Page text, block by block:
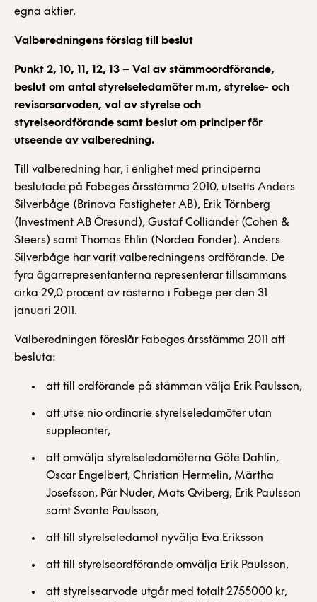
egna aktier.
Valberedningens förslag till beslut
Punkt 2, 10, 11, 12, 13 – Val av stämmoordförande,
beslut om antal styrelseledamöter m.m, styrelse- och
revisorsarvoden, val av styrelse och
styrelseordförande samt beslut om principer för
utseende av valberedning.
Till valberedning har, i enlighet med principerna
beslutade på Fabeges årsstämma 2010, utsetts Anders
Silverbåge (Brinova Fastigheter AB), Erik Törnberg
(Investment AB Öresund), Gustaf Colliander (Cohen &
Steers) samt Thomas Ehlin (Nordea Fonder). Anders
Silverbåge har varit valberedningens ordförande. De
fyra ägarrepresentanterna representerar tillsammans
cirka 29,0 procent av rösterna i Fabege per den 31
januari 2011.
Valberedningen föreslår Fabeges årsstämma 2011 att
besluta:
att till ordförande på stämman välja Erik Paulsson,
att utse nio ordinarie styrelseledamöter utan
suppleanter,
att omvälja styrelseledamöterna Göte Dahlin,
Oscar Engelbert, Christian Hermelin, Märtha
Josefsson, Pär Nuder, Mats Qviberg, Erik Paulsson
samt Svante Paulsson,
att till styrelseledamot nyvälja Eva Eriksson
att till styrelseordförande omvälja Erik Paulsson,
att styrelsearvode utgår med totalt 2755000 kr,